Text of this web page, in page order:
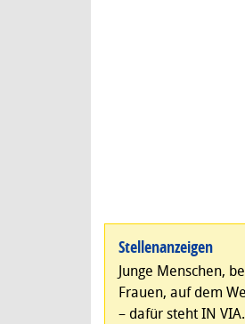
Stellenanzeigen
Junge Menschen,
Frauen, auf dem
– dafür steht IN